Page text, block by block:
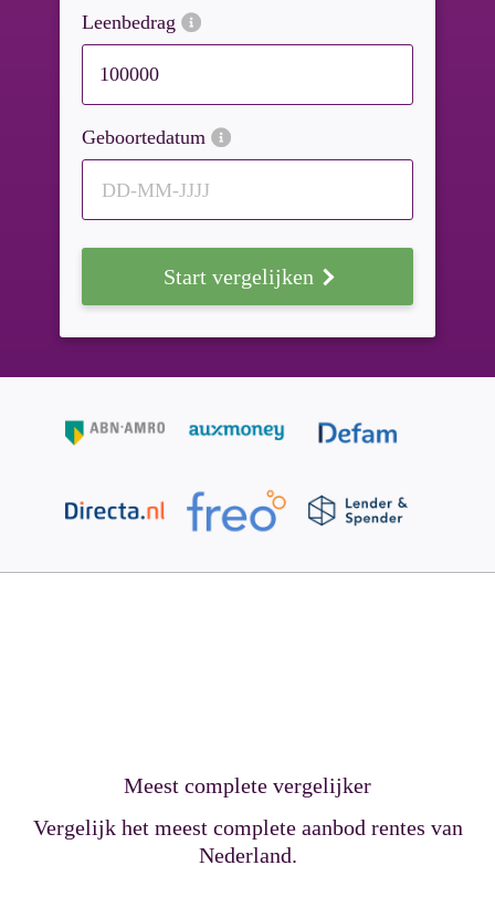
Leenbedrag
Geboortedatum
DD-MM-JJJJ
Start vergelijken
Meest complete vergelijker
Vergelijk het meest complete aanbod rentes van
Nederland.